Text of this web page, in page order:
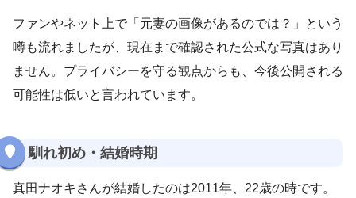
ファンやネット上で「元妻の画像があるのでは？」という
噂も流れましたが、現在まで確認された公式な写真はあり
ません。プライバシーを守る観点からも、今後公開される
可能性は低いと言われています。
馴れ初め・結婚時期
真田ナオキさんが結婚したのは2011年、22歳の時です。